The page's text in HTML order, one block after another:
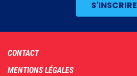
Footer
menu
CONTACT
MENTIONS LÉGALES